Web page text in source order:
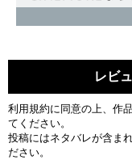
レビ
利用規約に同意の上、作
てください。
投稿にはネタバレが含ま
ださい。